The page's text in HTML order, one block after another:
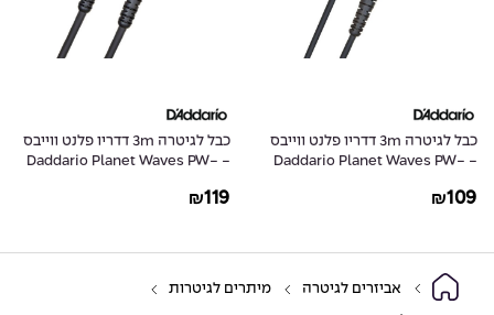
כבל לגיטרה 3m דדריו פלנט ווייבס
- Daddario Planet Waves PW-
₪109
כבל לגיטרה 3m דדריו פלנט ווייבס
- Daddario Planet Waves PW-
₪119
אביזרים לגיטרה מיתרים לגיטרות